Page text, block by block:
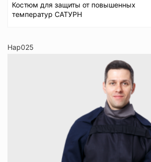
Костюм для защиты от повышенных
температур САТУРН
Нар025